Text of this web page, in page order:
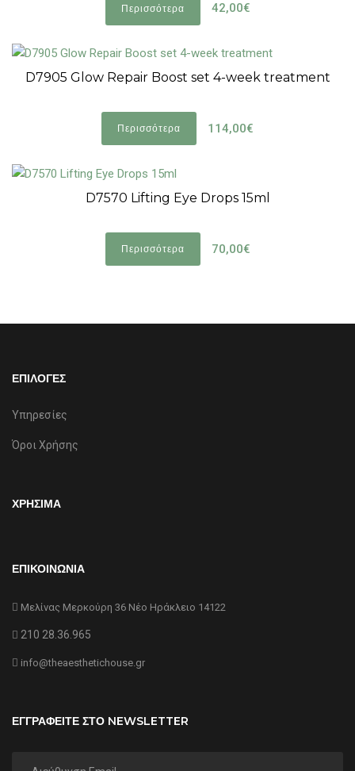
Περισσότερα 42,00€
D7905 Glow Repair Boost set 4-week treatment
Περισσότερα 114,00€
D7570 Lifting Eye Drops 15ml
Περισσότερα 70,00€
ΕΠΙΛΟΓΕΣ
Υπηρεσίες
Όροι Χρήσης
ΧΡΗΣΙΜΑ
ΕΠΙΚΟΙΝΩΝΙΑ
Μελίνας Μερκούρη 36 Νέο Ηράκλειο 14122
210 28.36.965
info@theaesthetichouse.gr
ΕΓΓΡΑΦΕΙΤΕ ΣΤΟ NEWSLETTER